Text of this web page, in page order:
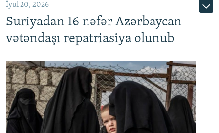
Auto
İyul 20, 2026
Suriyadan 16 nəfər Azərbaycan
vətəndaşı repatriasiya olunub